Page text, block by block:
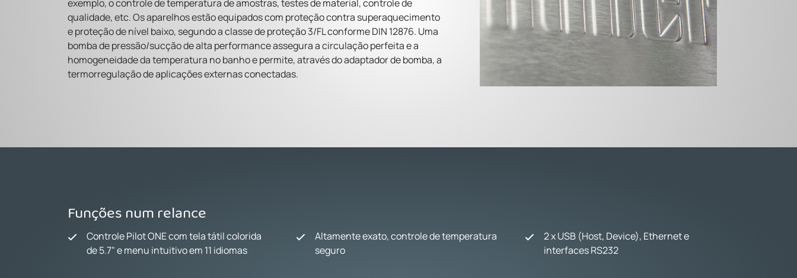
exemplo, o controle de temperatura de amostras, testes de material, controle de
qualidade, etc. Os aparelhos estão equipados com proteção contra superaquecimento
e proteção de nível baixo, segundo a classe de proteção 3/FL conforme DIN 12876. Uma
bomba de pressão/sucção de alta performance assegura a circulação perfeita e a
homogeneidade da temperatura no banho e permite, através do adaptador de bomba, a
termorregulação de aplicações externas conectadas.
Funções num relance
Controle Pilot ONE com tela tátil colorida
de 5.7" e menu intuitivo em 11 idiomas
Altamente exato, controle de temperatura
seguro
2 x USB (Host, Device), Ethernet e
interfaces RS232